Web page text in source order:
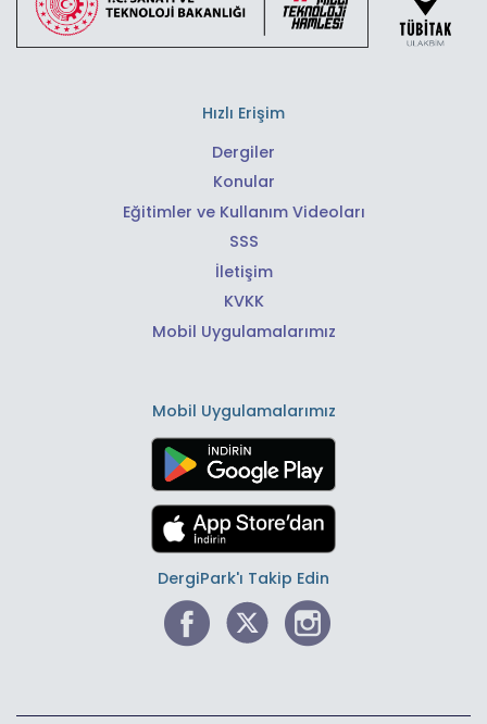
Hızlı Erişim
Dergiler
Konular
Eğitimler ve Kullanım Videoları
SSS
İletişim
KVKK
Mobil Uygulamalarımız
Mobil Uygulamalarımız
DergiPark'ı Takip Edin